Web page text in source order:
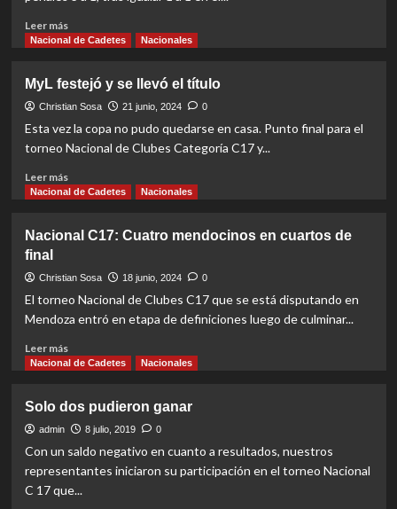
Leer másRead
more
penales,
Mendoza
C17
ganó
se
metió
nueva
Nacional de Cadetes Nacionales
MyL festejó y se llevó el título
Christian Sosa 21 junio, 2024 0
Esta vez la copa no pudo quedarse en casa. Punto final para el
torneo Nacional de Clubes Categoría C17 y...
Leer másRead
more
festejó
se
llevó
título
Nacional de Cadetes Nacionales
Nacional C17: Cuatro mendocinos en cuartos de
final
Christian Sosa 18 junio, 2024 0
El torneo Nacional de Clubes C17 que se está disputando en
Mendoza entró en etapa de definiciones luego de culminar...
Leer másRead
more
C17:
Cuatro
mendocinos
de
Nacional de Cadetes Nacionales
Solo dos pudieron ganar
admin 8 julio, 2019 0
Con un saldo negativo en cuanto a resultados, nuestros
representantes iniciaron su participación en el torneo Nacional
C 17 que...